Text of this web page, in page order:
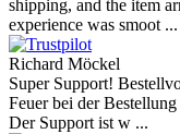
shipping, and the item
experience was smoot ...
Richard Möckel
Super Support!
Feuer bei der
Der Support ist w ...